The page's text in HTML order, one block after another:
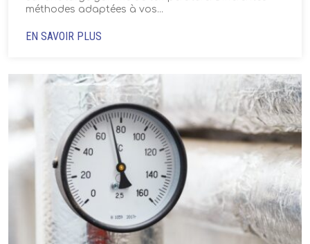
méthodes adaptées à vos...
EN SAVOIR PLUS